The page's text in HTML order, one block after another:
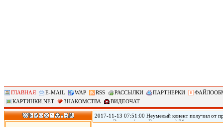
ГЛАВНАЯ E-MAIL WAP RSS РАССЫЛКИ ПАРТНЕРКИ
КАРТИНКИ.NET
ЗНАКОМСТВА ВИДЕОЧАТ
2017-11-13 07:51:00 Неумелый клиент получил от
городе Эверетт (штат Вашингтон) 21-летняя